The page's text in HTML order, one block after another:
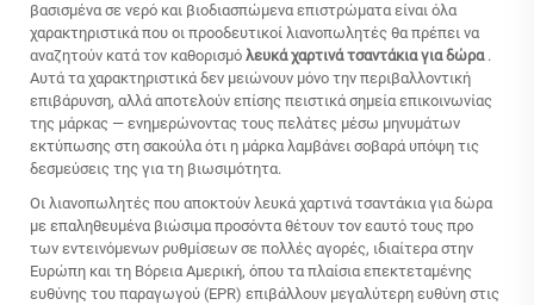
βασισμένα σε νερό και βιοδιασπώμενα επιστρώματα είναι όλα
χαρακτηριστικά που οι προοδευτικοί λιανοπωλητές θα πρέπει να
αναζητούν κατά τον καθορισμό λευκά χαρτινά τσαντάκια για δώρα .
Αυτά τα χαρακτηριστικά δεν μειώνουν μόνο την περιβαλλοντική
επιβάρυνση, αλλά αποτελούν επίσης πειστικά σημεία επικοινωνίας
της μάρκας — ενημερώνοντας τους πελάτες μέσω μηνυμάτων
εκτύπωσης στη σακούλα ότι η μάρκα λαμβάνει σοβαρά υπόψη τις
δεσμεύσεις της για τη βιωσιμότητα.
Οι λιανοπωλητές που αποκτούν λευκά χαρτινά τσαντάκια για δώρα
με επαληθευμένα βιώσιμα προσόντα θέτουν τον εαυτό τους προ
των εντεινόμενων ρυθμίσεων σε πολλές αγορές, ιδιαίτερα στην
Ευρώπη και τη Βόρεια Αμερική, όπου τα πλαίσια επεκτεταμένης
ευθύνης του παραγωγού (EPR) επιβάλλουν μεγαλύτερη ευθύνη στις